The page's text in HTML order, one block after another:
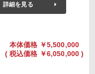
詳細を見る
本体価格 ￥5,500,000
( 税込価格 ￥6,050,000 )